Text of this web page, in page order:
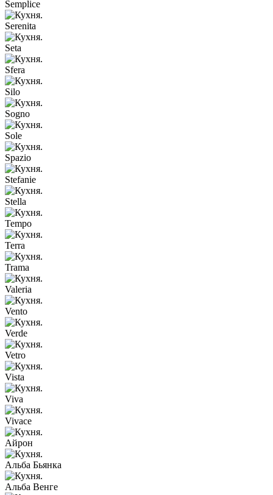
Semplice
Serenita
Seta
Sfera
Silo
Sogno
Sole
Spazio
Stefanie
Stella
Tempo
Terra
Trama
Valeria
Vento
Verde
Vetro
Vista
Viva
Vivace
Айрон
Альба Бьянка
Альба Венге